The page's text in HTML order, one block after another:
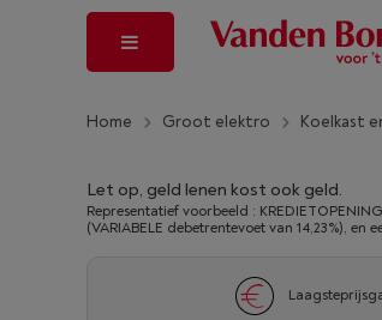
Home Groot elektro Koelkast
Let op, geld lenen kost ook geld.
Representatief voorbeeld :
(VARIABELE debetrentevoet van 14,23%), en